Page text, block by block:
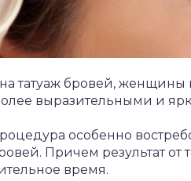
татуаж бровей,
выразительными и
особенно
Причем результат от
время.